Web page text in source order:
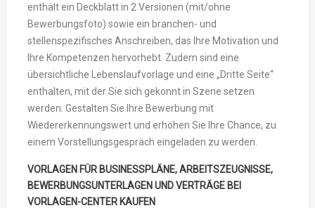
enthält ein Deckblatt in 2 Versionen (mit/ohne
Bewerbungsfoto) sowie ein branchen- und
stellenspezifisches Anschreiben, das Ihre Motivation und
Ihre Kompetenzen hervorhebt. Zudem sind eine
übersichtliche Lebenslaufvorlage und eine „Dritte Seite“
enthalten, mit der Sie sich gekonnt in Szene setzen
werden. Gestalten Sie Ihre Bewerbung mit
Wiedererkennungswert und erhöhen Sie Ihre Chance, zu
einem Vorstellungsgespräch eingeladen zu werden.
VORLAGEN FÜR BUSINESSPLÄNE, ARBEITSZEUGNISSE,
BEWERBUNGSUNTERLAGEN UND VERTRÄGE BEI
VORLAGEN-CENTER KAUFEN